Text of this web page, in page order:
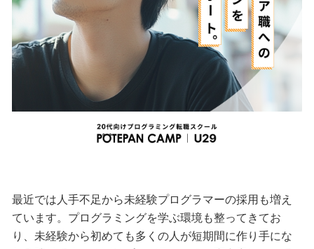
最近では人手不足から未経験プログラマーの採用も増え
ています。プログラミングを学ぶ環境も整ってきてお
り、未経験から初めても多くの人が短期間に作り手にな